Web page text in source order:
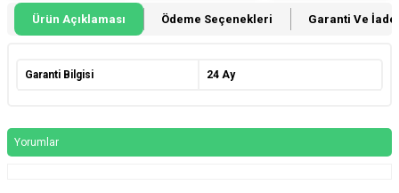
Ürün Açıklaması Ödeme Seçenekleri Garanti Ve İade
Garanti Bilgisi 24 Ay
Yorumlar